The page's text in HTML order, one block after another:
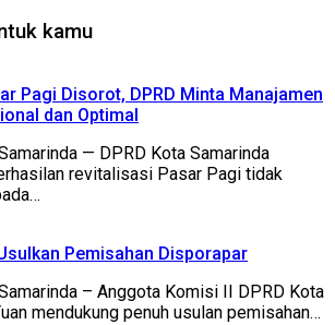
kamu
Pagi Disorot, DPRD Minta Manajamen
dan Optimal
— DPRD Kota Samarinda
revitalisasi Pasar Pagi tidak
Pemisahan Disporapar
– Anggota Komisi II DPRD Kota
mendukung penuh usulan pemisahan…